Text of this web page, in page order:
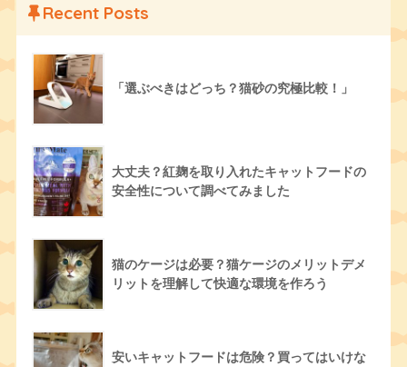
Recent Posts
「選ぶべきはどっち？猫砂の究極比較！」
大丈夫？紅麹を取り入れたキャットフードの
安全性について調べてみました
猫のケージは必要？猫ケージのメリットデメ
リットを理解して快適な環境を作ろう
安いキャットフードは危険？買ってはいけな